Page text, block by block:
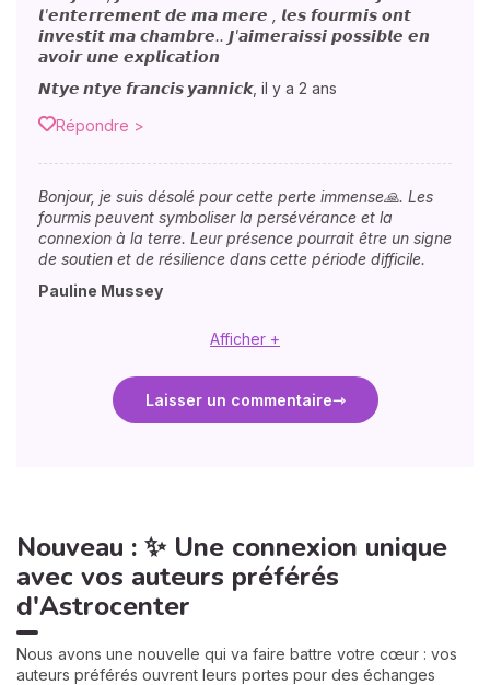
𝙡'𝙚𝙣𝙩𝙚𝙧𝙧𝙚𝙢𝙚𝙣𝙩 𝙙𝙚 𝙢𝙖 𝙢𝙚𝙧𝙚 , 𝙡𝙚𝙨 𝙛𝙤𝙪𝙧𝙢𝙞𝙨 𝙤𝙣𝙩
𝙞𝙣𝙫𝙚𝙨𝙩𝙞𝙩 𝙢𝙖 𝙘𝙝𝙖𝙢𝙗𝙧𝙚.. 𝙅'𝙖𝙞𝙢𝙚𝙧𝙖𝙞𝙨𝙨𝙞 𝙥𝙤𝙨𝙨𝙞𝙗𝙡𝙚 𝙚𝙣
𝙖𝙫𝙤𝙞𝙧 𝙪𝙣𝙚 𝙚𝙭𝙥𝙡𝙞𝙘𝙖𝙩𝙞𝙤𝙣
𝙉𝙩𝙮𝙚 𝙣𝙩𝙮𝙚 𝙛𝙧𝙖𝙣𝙘𝙞𝙨 𝙮𝙖𝙣𝙣𝙞𝙘𝙠, il y a 2 ans
Répondre >
Bonjour, je suis désolé pour cette perte immense🙏. Les
fourmis peuvent symboliser la persévérance et la
connexion à la terre. Leur présence pourrait être un signe
de soutien et de résilience dans cette période difficile.
Pauline Mussey
Afficher +
Laisser un commentaire
Nouveau : ✨ Une connexion unique
avec vos auteurs préférés
d'Astrocenter
Nous avons une nouvelle qui va faire battre votre cœur : vos
auteurs préférés ouvrent leurs portes pour des échanges